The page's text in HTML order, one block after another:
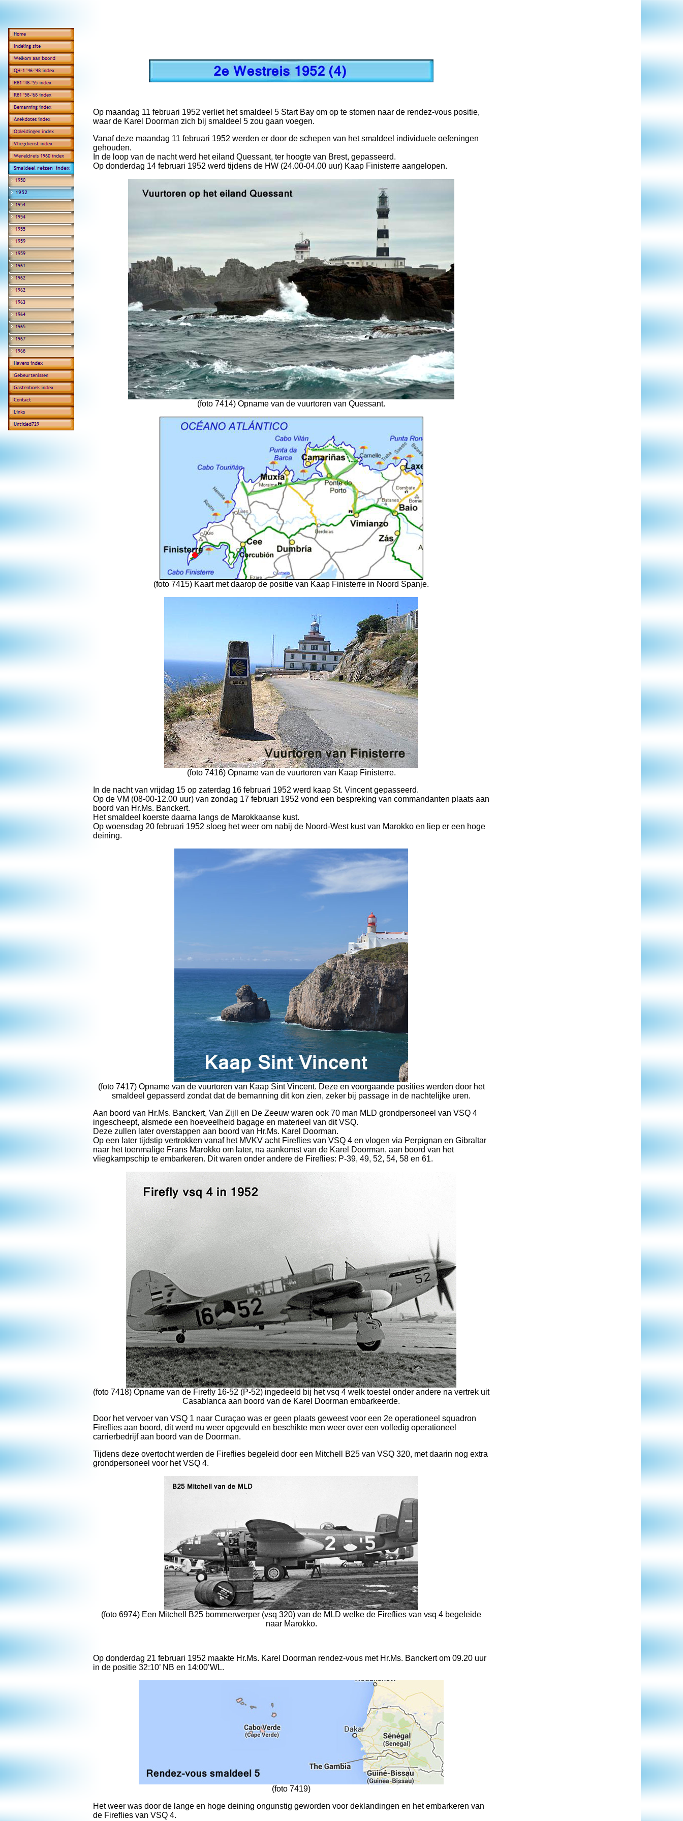
Op maandag 11 februari 1952 verliet het smaldeel 5 Start Bay om op te stomen naar de rendez-vous positie,
waar de Karel Doorman zich bij smaldeel 5 zou gaan voegen.
Vanaf deze maandag 11 februari 1952 werden er door de schepen van het smaldeel individuele oefeningen
gehouden.
In de loop van de nacht werd het eiland Quessant, ter hoogte van Brest, gepasseerd.
Op donderdag 14 februari 1952 werd tijdens de HW (24.00-04.00 uur) Kaap Finisterre aangelopen.
(foto 7414) Opname van de vuurtoren van Quessant.
(foto 7415) Kaart met daarop de positie van Kaap Finisterre in Noord Spanje.
(foto 7416) Opname van de vuurtoren van Kaap Finisterre.
In de nacht van vrijdag 15 op zaterdag 16 februari 1952 werd kaap St. Vincent gepasseerd.
Op de VM (08-00-12.00 uur) van zondag 17 februari 1952 vond een bespreking van commandanten plaats aan
boord van Hr.Ms. Banckert.
Het smaldeel koerste daarna langs de Marokkaanse kust.
Op woensdag 20 februari 1952 sloeg het weer om nabij de Noord-West kust van Marokko en liep er een hoge
deining.
(foto 7417) Opname van de vuurtoren van Kaap Sint Vincent. Deze en voorgaande posities werden door het
smaldeel gepasserd zondat dat de bemanning dit kon zien, zeker bij passage in de nachtelijke uren.
Aan boord van Hr.Ms. Banckert, Van Zijll en De Zeeuw waren ook 70 man MLD grondpersoneel van VSQ 4
ingescheept, alsmede een hoeveelheid bagage en materieel van dit VSQ.
Deze zullen later overstappen aan boord van Hr.Ms. Karel Doorman.
Op een later tijdstip vertrokken vanaf het MVKV acht Fireflies van VSQ 4 en vlogen via Perpignan en Gibraltar
naar het toenmalige Frans Marokko om later, na aankomst van de Karel Doorman, aan boord van het
vliegkampschip te embarkeren. Dit waren onder andere de Fireflies: P-39, 49, 52, 54, 58 en 61.
(foto 7418) Opname van de Firefly 16-52 (P-52) ingedeeld bij het vsq 4 welk toestel onder andere na vertrek uit
Casablanca aan boord van de Karel Doorman embarkeerde.
Door het vervoer van VSQ 1 naar Curaçao was er geen plaats geweest voor een 2e operationeel squadron
Fireflies aan boord, dit werd nu weer opgevuld en beschikte men weer over een volledig operationeel
carrierbedrijf aan boord van de Doorman.
Tijdens deze overtocht werden de Fireflies begeleid door een Mitchell B25 van VSQ 320, met daarin nog extra
grondpersoneel voor het VSQ 4.
(foto 6974) Een Mitchell B25 bommerwerper (vsq 320) van de MLD welke de Fireflies van vsq 4 begeleide
naar Marokko.
Op donderdag 21 februari 1952 maakte Hr.Ms. Karel Doorman rendez-vous met Hr.Ms. Banckert om 09.20 uur
in de positie 32:10’ NB en 14:00’WL.
(foto 7419)
Het weer was door de lange en hoge deining ongunstig geworden voor deklandingen en het embarkeren van
de Fireflies van VSQ 4.